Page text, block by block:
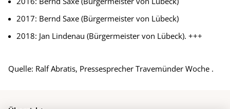
2017: Bernd Saxe (Bürgermeister von Lübeck)
2018: Jan Lindenau (Bürgermeister von Lübeck). +++
Quelle: Ralf Abratis, Pressesprecher Travemünder Woche .